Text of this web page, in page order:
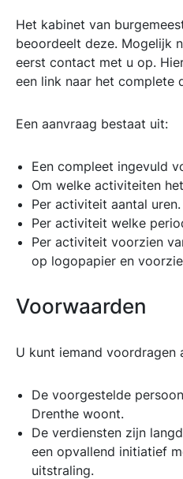
Het kabinet van
beoordeelt deze. Mogelijk
eerst contact met u op.
een link naar het complete
Een aanvraag bestaat uit:
Een compleet ingevuld
Om welke activiteiten
Per activiteit aantal uren.
Per activiteit welke
Per activiteit voorzien
op logopapier en
Voorwaarden
U kunt iemand voordragen
De voorgestelde
Drenthe woont.
De verdiensten zijn
een opvallend initiatief
uitstraling.